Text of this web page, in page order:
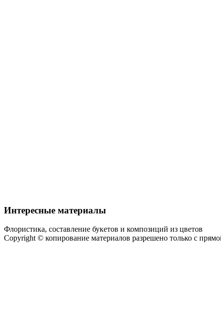
Интересные материалы
Флористика, составление букетов и композиций из цветов
Copyright © копирование материалов разрешено только с